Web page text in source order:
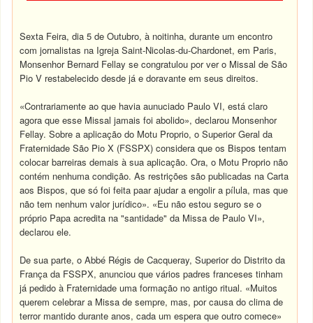
Sexta Feira, dia 5 de Outubro, à noitinha, durante um encontro
com jornalistas na Igreja Saint-Nicolas-du-Chardonet, em Paris,
Monsenhor Bernard Fellay se congratulou por ver o Missal de São
Pio V restabelecido desde já e doravante em seus direitos.
«Contrariamente ao que havia aunuciado Paulo VI, está claro
agora que esse Missal jamais foi abolido», declarou Monsenhor
Fellay. Sobre a aplicação do Motu Proprio, o Superior Geral da
Fraternidade São Pio X (FSSPX) considera que os Bispos tentam
colocar barreiras demais à sua aplicação. Ora, o Motu Proprio não
contém nenhuma condição. As restrições são publicadas na Carta
aos Bispos, que só foi feita paar ajudar a engolir a pílula, mas que
não tem nenhum valor jurídico». «Eu não estou seguro se o
próprio Papa acredita na "santidade" da Missa de Paulo VI»,
declarou ele.
De sua parte, o Abbé Régis de Cacqueray, Superior do Distrito da
França da FSSPX, anunciou que vários padres franceses tinham
já pedido à Fraternidade uma formação no antigo ritual. «Muitos
querem celebrar a Missa de sempre, mas, por causa do clima de
terror mantido durante anos, cada um espera que outro comece»